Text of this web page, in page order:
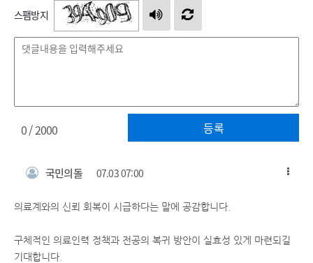
스팸방지
등록
0/ 2000
국민의돌 07.03 07:00
의료계와의 신뢰 회복이 시급하다는 말에 공감합니다.
구체적인 의료인력 정책과 전공의 복귀 방안이 실효성 있게 마련되길
기대합니다.